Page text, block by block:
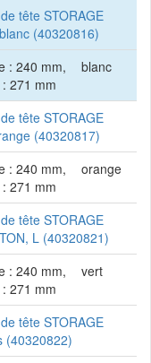
tête STORAGE
(40320816)
: 240 mm,
271 mm
blanc
tête STORAGE
(40320817)
: 240 mm,
271 mm
orange
tête STORAGE
L (40320821)
: 240 mm,
271 mm
vert
tête STORAGE
(40320822)